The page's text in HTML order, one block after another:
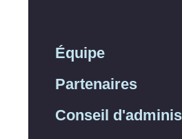
Équipe
Partenaires
Conseil